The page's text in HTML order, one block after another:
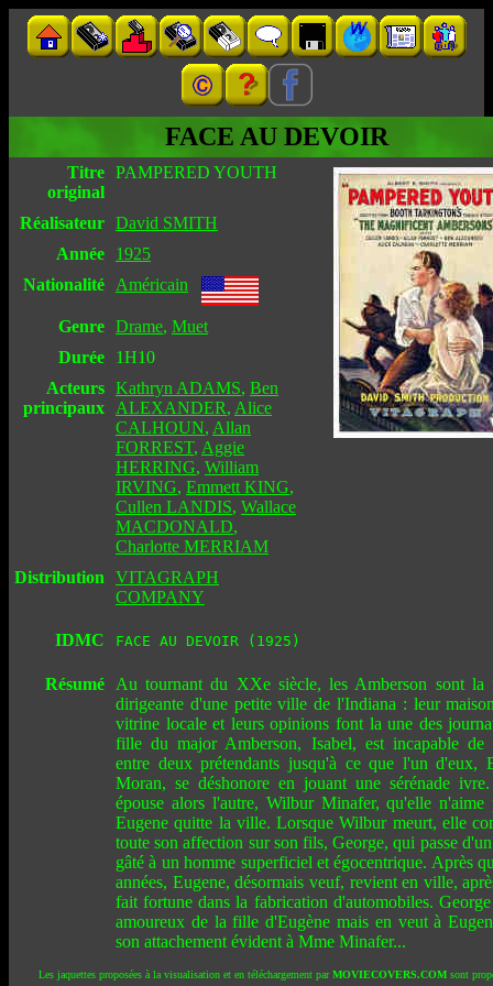
FACE AU DEVOIR
Titre
original
PAMPERED YOUTH
Réalisateur David SMITH
Année
1925
Nationalité
Américain
Genre Drame, Muet
Durée
1H10
Acteurs
principaux
Kathryn ADAMS, Ben
ALEXANDER, Alice
CALHOUN, Allan
FORREST, Aggie
HERRING, William
IRVING, Emmett KING,
Cullen LANDIS, Wallace
MACDONALD,
Charlotte MERRIAM
Distribution
VITAGRAPH
COMPANY
IDMC FACE AU DEVOIR (1925)
Résumé
Au tournant du XXe siècle, les Amberson sont la
dirigeante d'une petite ville de l'Indiana : leur
vitrine locale et leurs opinions font la une des
fille du major Amberson, Isabel, est incapable de
entre deux prétendants jusqu'à ce que l'un d'eux,
Moran, se déshonore en jouant une sérénade
épouse alors l'autre, Wilbur Minafer, qu'elle n'aime
Eugene quitte la ville. Lorsque Wilbur meurt, elle
toute son affection sur son fils, George, qui passe
gâté à un homme superficiel et égocentrique. Après
années, Eugene, désormais veuf, revient en ville,
fait fortune dans la fabrication d'automobiles.
amoureux de la fille d'Eugène mais en veut à
son attachement évident à Mme Minafer...
Les jaquettes proposées à la visualisation et en téléchargement parMOVIECOVERS.COM sont